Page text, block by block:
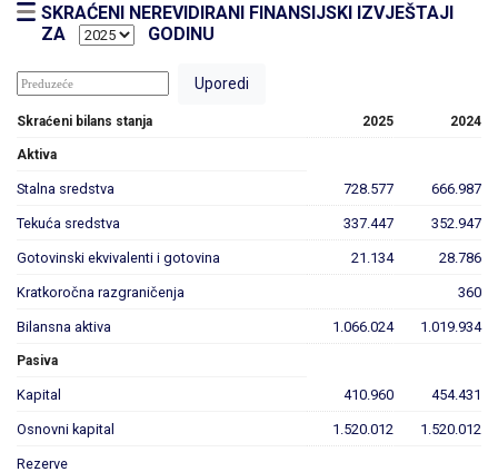
SKRAĆENI NEREVIDIRANI FINANSIJSKI IZVJEŠTAJI
ZA
GODINU
Skraćeni bilans stanja 2025 2024
Aktiva
Stalna sredstva 728.577 666.987
Tekuća sredstva 337.447 352.947
Gotovinski ekvivalenti i gotovina 21.134 28.786
Kratkoročna razgraničenja 360
Bilansna aktiva 1.066.024 1.019.934
Pasiva
Kapital 410.960 454.431
Osnovni kapital 1.520.012 1.520.012
Rezerve